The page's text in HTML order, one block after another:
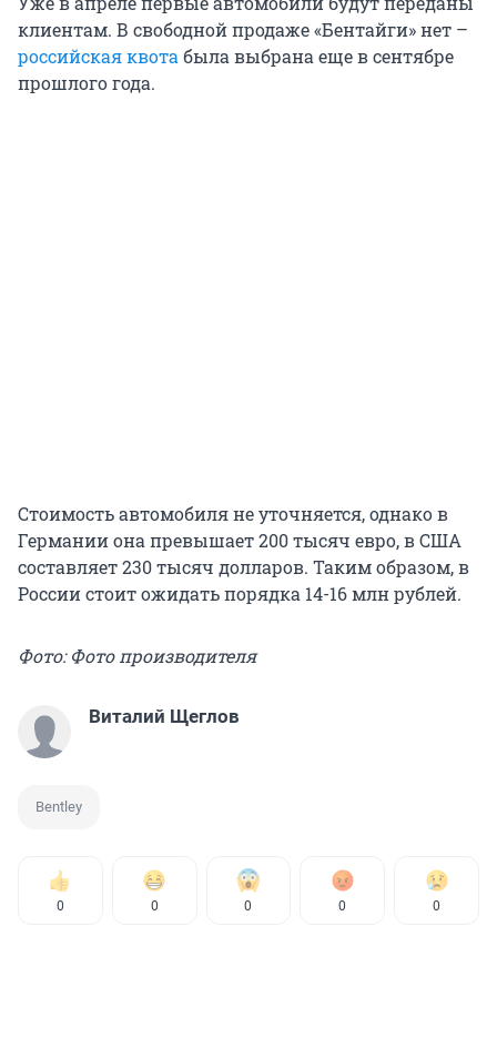
клиентам. В свободной продаже «Бентайги» нет –
российская квота была выбрана еще в сентябре
прошлого года.
Стоимость автомобиля не уточняется, однако в
Германии она превышает 200 тысяч евро, в США
составляет 230 тысяч долларов. Таким образом, в
России стоит ожидать порядка 14-16 млн рублей.
Фото: Фото производителя
Виталий Щеглов
Bentley
0 0 0 0 0